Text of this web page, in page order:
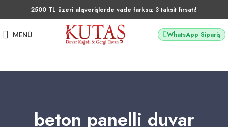
2500 TL üzeri alışverişlerde vade farksız 3 taksit fırsatı!
MENÜ WhatsApp Sipariş
beton panelli duvar